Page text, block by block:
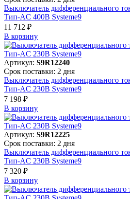
Выключатель дифференциального
Тип-AC 400В Systeme9
11 712 ₽
В корзинy
Артикул: S9R12240
Срок поставки: 2 дня
Выключатель дифференциального
Тип-AC 230В Systeme9
7 198 ₽
В корзинy
Артикул: S9R12225
Срок поставки: 2 дня
Выключатель дифференциального
Тип-AC 230В Systeme9
7 320 ₽
В корзинy